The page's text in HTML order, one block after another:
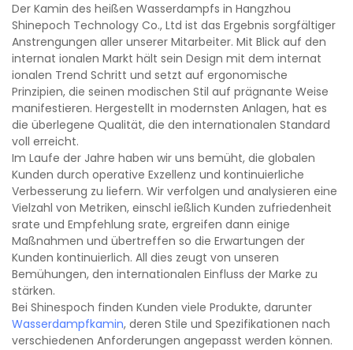
Der Kamin des heißen Wasserdampfs in Hangzhou
Shinepoch Technology Co., Ltd ist das Ergebnis sorgfältiger
Anstrengungen aller unserer Mitarbeiter. Mit Blick auf den
internat ionalen Markt hält sein Design mit dem internat
ionalen Trend Schritt und setzt auf ergonomische
Prinzipien, die seinen modischen Stil auf prägnante Weise
manifestieren. Hergestellt in modernsten Anlagen, hat es
die überlegene Qualität, die den internationalen Standard
voll erreicht.
Im Laufe der Jahre haben wir uns bemüht, die globalen
Kunden durch operative Exzellenz und kontinuierliche
Verbesserung zu liefern. Wir verfolgen und analysieren eine
Vielzahl von Metriken, einschl ießlich Kunden zufriedenheit
srate und Empfehlung srate, ergreifen dann einige
Maßnahmen und übertreffen so die Erwartungen der
Kunden kontinuierlich. All dies zeugt von unseren
Bemühungen, den internationalen Einfluss der Marke zu
stärken.
Bei Shinespoch finden Kunden viele Produkte, darunter
Wasserdampfkamin, deren Stile und Spezifikationen nach
verschiedenen Anforderungen angepasst werden können.